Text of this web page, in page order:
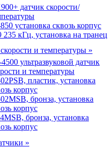
датчик скорости/
установка сквозь корпус
235 кГц, установка на транец
и температуры »
ультразвуковой датчик
и температуры
пластик, установка
корпус
бронза, установка
корпус
бронза, установка
корпус
»